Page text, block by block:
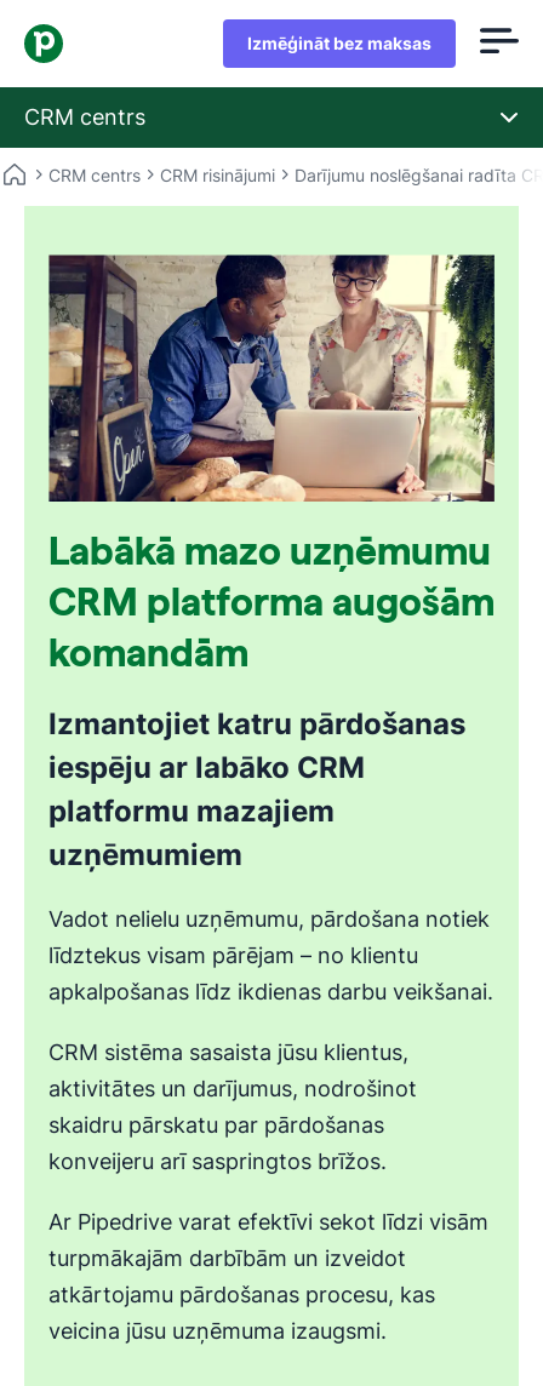
Izmēģināt bez maksas
CRM centrs
CRM centrs CRM risinājumi Darījumu noslēgšanai radīta
Labākā mazo uzņēmumu
CRM platforma augošām
komandām
Izmantojiet katru pārdošanas
iespēju ar labāko CRM
platformu mazajiem
uzņēmumiem
Vadot nelielu uzņēmumu, pārdošana notiek
līdztekus visam pārējam – no klientu
apkalpošanas līdz ikdienas darbu veikšanai.
CRM sistēma sasaista jūsu klientus,
aktivitātes un darījumus, nodrošinot
skaidru pārskatu par pārdošanas
konveijeru arī saspringtos brīžos.
Ar Pipedrive varat efektīvi sekot līdzi visām
turpmākajām darbībām un izveidot
atkārtojamu pārdošanas procesu, kas
veicina jūsu uzņēmuma izaugsmi.